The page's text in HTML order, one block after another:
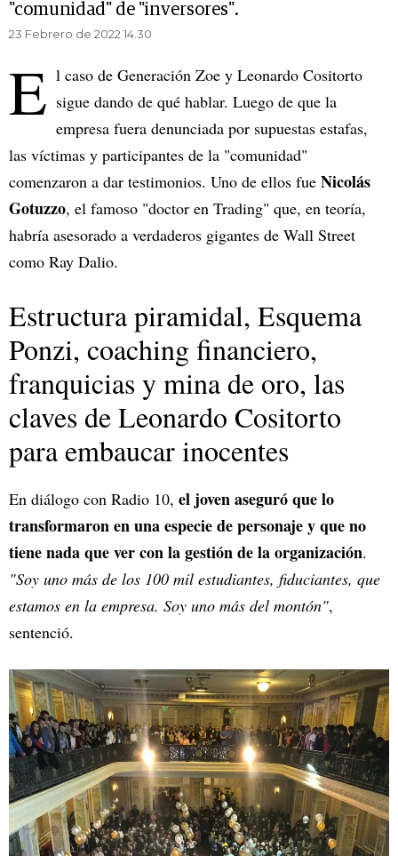
"comunidad" de "inversores".
23 Febrero de 2022 14.30
E l caso de Generación Zoe y Leonardo Cositorto
sigue dando de qué hablar. Luego de que la
empresa fuera denunciada por supuestas estafas,
las víctimas y participantes de la "comunidad"
comenzaron a dar testimonios. Uno de ellos fue Nicolás
Gotuzzo, el famoso "doctor en Trading" que, en teoría,
habría asesorado a verdaderos gigantes de Wall Street
como Ray Dalio.
Estructura piramidal, Esquema
Ponzi, coaching financiero,
franquicias y mina de oro, las
claves de Leonardo Cositorto
para embaucar inocentes
En diálogo con Radio 10, el joven aseguró que lo
transformaron en una especie de personaje y que no
tiene nada que ver con la gestión de la organización.
"Soy uno más de los 100 mil estudiantes, fiduciantes, que
estamos en la empresa. Soy uno más del montón",
sentenció.